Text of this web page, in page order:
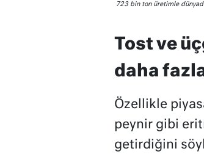
723 bin ton üretimle
Tost ve
daha
Özellikle
peynir gibi
getirdiğini